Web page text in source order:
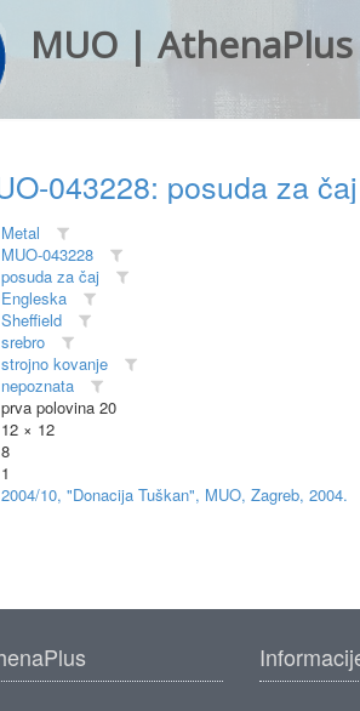
MUO | AthenaPlus
043228: posuda za
Metal
MUO-043228
posuda za čaj
Engleska
Sheffield
srebro
strojno kovanje
nepoznata
prva polovina 20
12 × 12
8
1
2004/10, "Donacija Tuškan", MUO, Zagreb, 2004.